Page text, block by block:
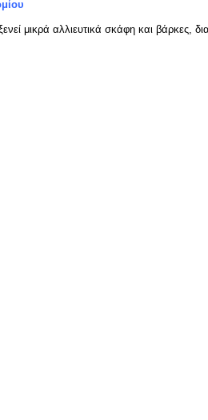
μικρά αλλιευτικά σκάφη και βάρκες,